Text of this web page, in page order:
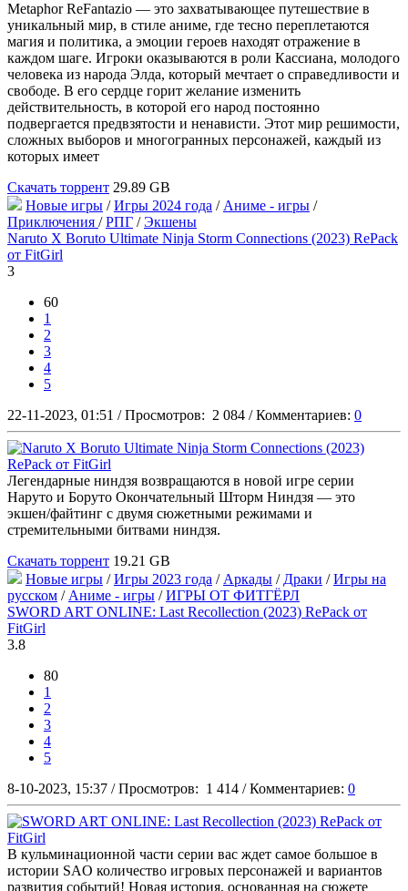
Metaphor ReFantazio — это захватывающее путешествие в
уникальный мир, в стиле аниме, где тесно переплетаются
магия и политика, а эмоции героев находят отражение в
каждом шаге. Игроки оказываются в роли Кассиана, молодого
человека из народа Элда, который мечтает о справедливости и
свободе. В его сердце горит желание изменить
действительность, в которой его народ постоянно
подвергается предвзятости и ненависти. Этот мир решимости,
сложных выборов и многогранных персонажей, каждый из
которых имеет
Скачать торрент 29.89 GB
Новые игры /Игры 2024 года / Аниме - игры /
Приключения /РПГ /Экшены
Naruto X Boruto Ultimate Ninja Storm Connections (2023) RePack
от FitGirl
3
60
1
2
3
4
5
22-11-2023, 01:51 / Просмотров: 2 084 / Комментариев: 0
Легендарные ниндзя возвращаются в новой игре серии
Наруто и Боруто Окончательный Шторм Ниндзя — это
экшен/файтинг с двумя сюжетными режимами и
стремительными битвами ниндзя.
Скачать торрент 19.21 GB
Новые игры /Игры 2023 года / Аркады / Драки /Игры на
русском / Аниме - игры /ИГРЫ ОТ ФИТГЁРЛ
SWORD ART ONLINE: Last Recollection (2023) RePack от
FitGirl
3.8
80
1
2
3
4
5
8-10-2023, 15:37 / Просмотров: 1 414 / Комментариев: 0
В кульминационной части серии вас ждет самое большое в
истории SAO количество игровых персонажей и вариантов
развития событий! Новая история, основанная на сюжете